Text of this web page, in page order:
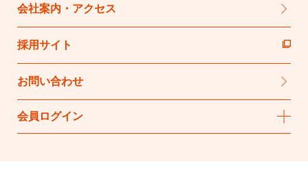
会社案内・アクセス
採用サイト
お問い合わせ
会員ログイン